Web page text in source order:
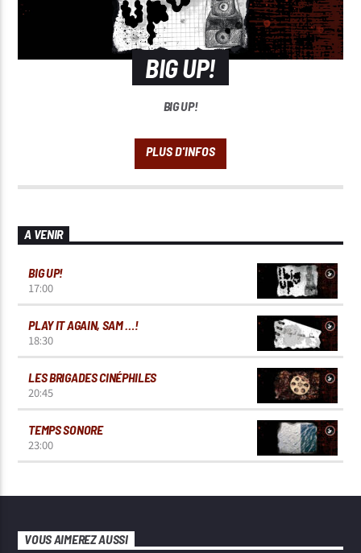
BIG UP!
BIG UP!
A VENIR
BIG UP!
17:00
PLAY IT AGAIN, SAM …!
18:30
LES BRIGADES CINÉPHILES
20:45
TEMPS SONORE
23:00
VOUS AIMEREZ AUSSI